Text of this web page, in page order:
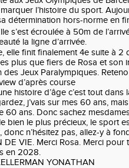
l’histoire du sport.
détermination hors-norme en
s’est écroulée à 50m de
la ligne d’arrivée.
elle finit finalement 4e suite à 2
plus que fiers de Rosa et son
des Jeux Paralympiques.
d’après course
histoire d’âge c’est tout
j’vais sur mes 60 ans,
60 ans. Donc sachez
bien le plus précieux, le sport
donc n’hésitez pas, allez-y à
DE VIE. Merci Rosa. Merci pour
en 2028.
YONATHAN